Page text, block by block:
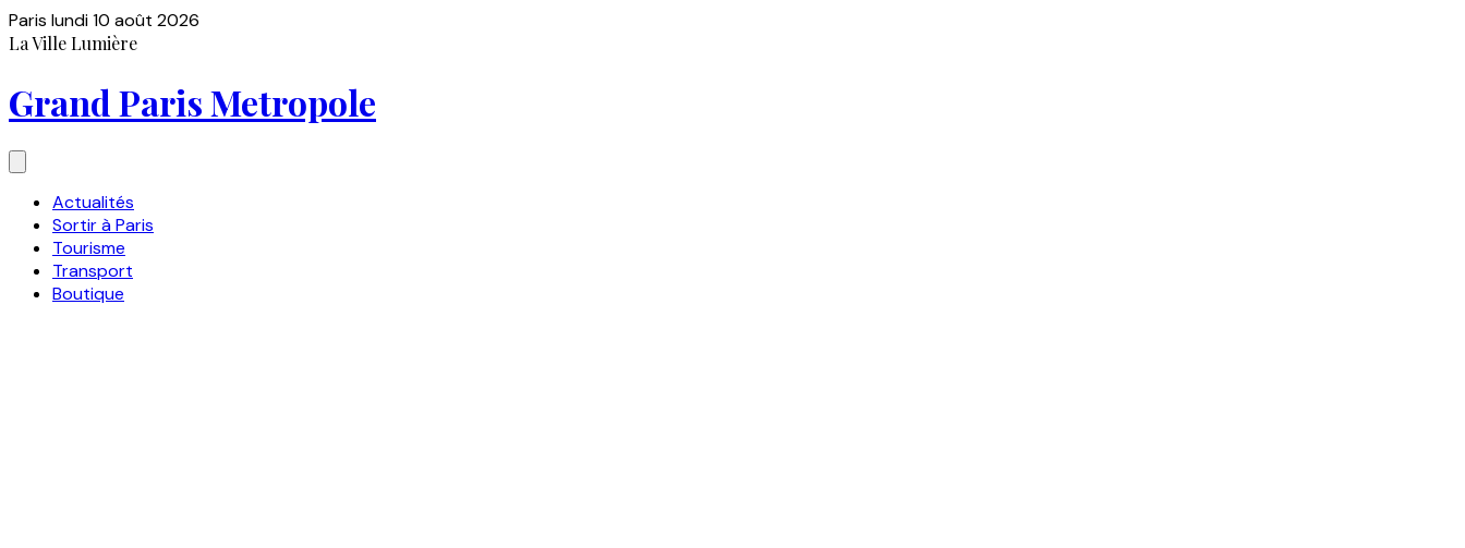
Paris lundi 10 août 2026
La Ville Lumière
Grand Paris Metropole
Actualités
Sortir à Paris
Tourisme
Transport
Boutique